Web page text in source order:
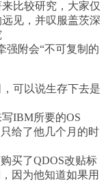
比较研究，大家仅
见，并叹服盖茨深
强附会“不可复制的
可以说生存下去是
IBM所要的OS
给了他几个月的时
买了QDOS改贴标
因为他知道如果用